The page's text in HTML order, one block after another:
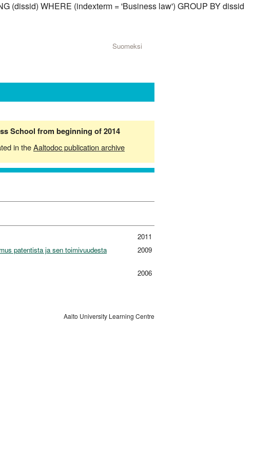
(dissid) WHERE (indexterm = 'Business law') GROUP BY dissid
Suomeksi
School from beginning of 2014
in theAaltodoc publication archive
2011
patentista ja sen toimivuudesta
2009
2006
Aalto University Learning Centre